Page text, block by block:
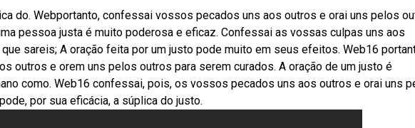
do. Webportanto, confessai vossos pecados uns aos outros e orai uns pelos
pessoa justa é muito poderosa e eficaz. Confessai as vossas culpas uns aos
sareis; A oração feita por um justo pode muito em seus efeitos. Web16
outros e orem uns pelos outros para serem curados. A oração de um justo é
como. Web16 confessai, pois, os vossos pecados uns aos outros e orai uns
por sua eficácia, a súplica do justo.